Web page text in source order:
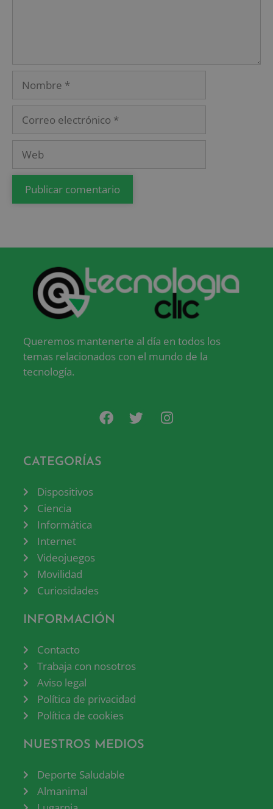
Queremos mantenerte al día en todos los
temas relacionados con el mundo de la
tecnología.
CATEGORÍAS
Dispositivos
Ciencia
Informática
Internet
Videojuegos
Movilidad
Curiosidades
INFORMACIÓN
Contacto
Trabaja con nosotros
Aviso legal
Política de privacidad
Política de cookies
NUESTROS MEDIOS
Deporte Saludable
Almanimal